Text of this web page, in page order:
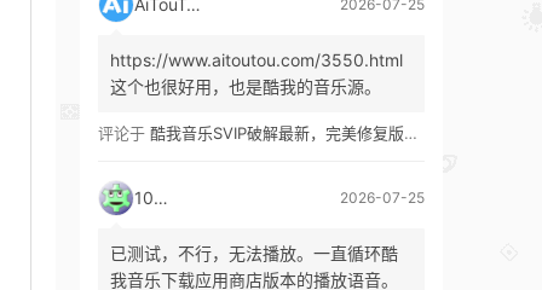
AiTouTou 2026-07-25
https://www.aitoutou.com/3550.html
这个也很好用，也是酷我的音乐源。
评论于 酷我音乐SVIP破解最新，完美修复版！支持安卓+车机+pc版！
1035 2026-07-25
已测试，不行，无法播放。一直循环酷
我音乐下载应用商店版本的播放语音。